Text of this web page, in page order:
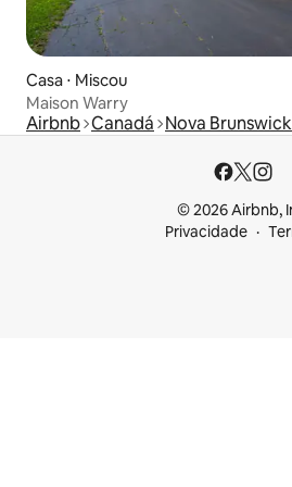
Casa ⋅ Miscou
Maison Warry
Airbnb Canadá Nova Brunswick
© 2026 Airbnb,
Privacidade